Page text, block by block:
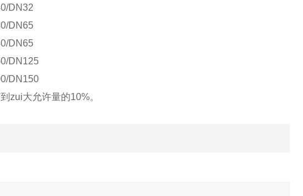
DN32
DN65
DN65
DN125
DN150
zui大允许量的10%。